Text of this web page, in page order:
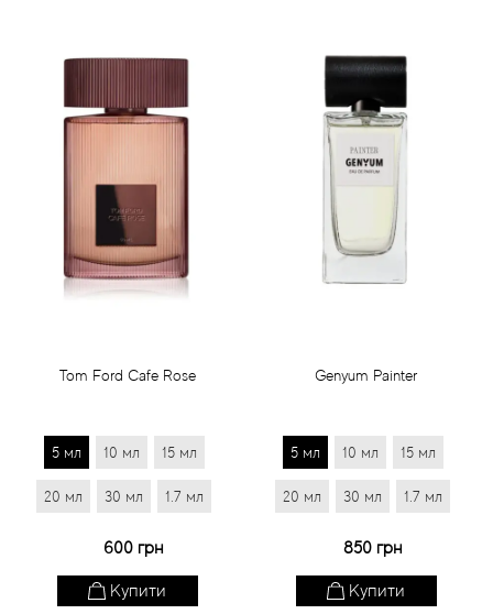
Tom Ford Cafe Rose
5 мл 10 мл 15 мл
20 мл 30 мл 1.7 мл
600 грн
Купити
Genyum Painter
5 мл 10 мл 15 мл
20 мл 30 мл 1.7 мл
850 грн
Купити